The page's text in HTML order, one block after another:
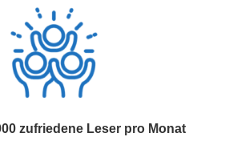
zufriedene Leser pro Monat